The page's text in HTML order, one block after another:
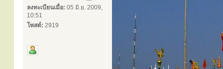
ลงทะเบียนเมื่อ: 05 มิ.ย. 2009,
10:51
โพสต์: 2919